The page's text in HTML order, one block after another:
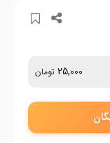
25,000 تومان